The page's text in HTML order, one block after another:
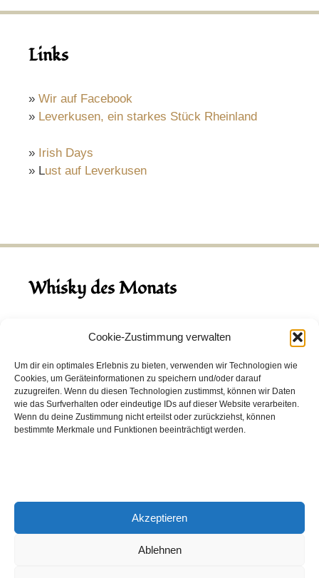
Cookie-Zustimmung verwalten
Um dir ein optimales Erlebnis zu bieten, verwenden wir Technologien wie
Cookies, um Geräteinformationen zu speichern und/oder darauf
zuzugreifen. Wenn du diesen Technologien zustimmst, können wir Daten
wie das Surfverhalten oder eindeutige IDs auf dieser Website verarbeiten.
Wenn du deine Zustimmung nicht erteilst oder zurückziehst, können
bestimmte Merkmale und Funktionen beeinträchtigt werden.
Akzeptieren
Ablehnen
Links
» Wir auf Facebook
» Leverkusen, ein starkes Stück Rheinland
» Irish Days
» Lust auf Leverkusen
Whisky des Monats
August 2026
Hinch Double Wood
Destillerie:Hinch(Irland)
Single Malt, 43.0%
Peated: Nein
in den Whiskys des Monats.